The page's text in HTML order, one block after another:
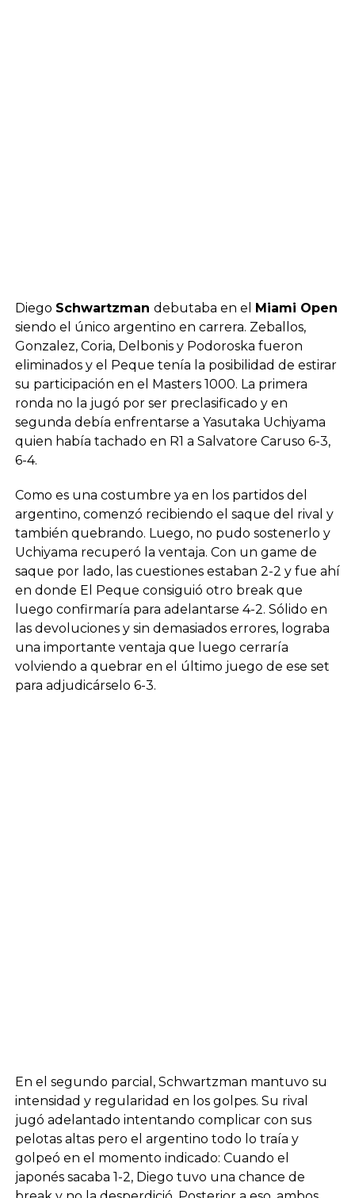
Diego Schwartzman debutaba en el Miami Open
siendo el único argentino en carrera. Zeballos,
Gonzalez, Coria, Delbonis y Podoroska fueron
eliminados y el Peque tenía la posibilidad de estirar
su participación en el Masters 1000. La primera
ronda no la jugó por ser preclasificado y en
segunda debía enfrentarse a Yasutaka Uchiyama
quien había tachado en R1 a Salvatore Caruso 6-3,
6-4.
Como es una costumbre ya en los partidos del
argentino, comenzó recibiendo el saque del rival y
también quebrando. Luego, no pudo sostenerlo y
Uchiyama recuperó la ventaja. Con un game de
saque por lado, las cuestiones estaban 2-2 y fue ahí
en donde El Peque consiguió otro break que
luego confirmaría para adelantarse 4-2. Sólido en
las devoluciones y sin demasiados errores, lograba
una importante ventaja que luego cerraría
volviendo a quebrar en el último juego de ese set
para adjudicárselo 6-3.
En el segundo parcial, Schwartzman mantuvo su
intensidad y regularidad en los golpes. Su rival
jugó adelantado intentando complicar con sus
pelotas altas pero el argentino todo lo traía y
golpeó en el momento indicado: Cuando el
japonés sacaba 1-2, Diego tuvo una chance de